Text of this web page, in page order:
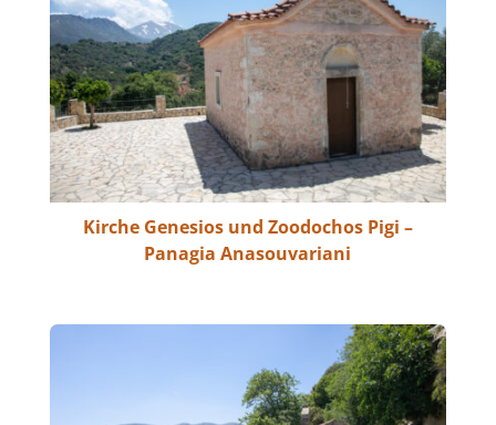
Kirche Genesios und Zoodochos Pigi –
Panagia Anasouvariani